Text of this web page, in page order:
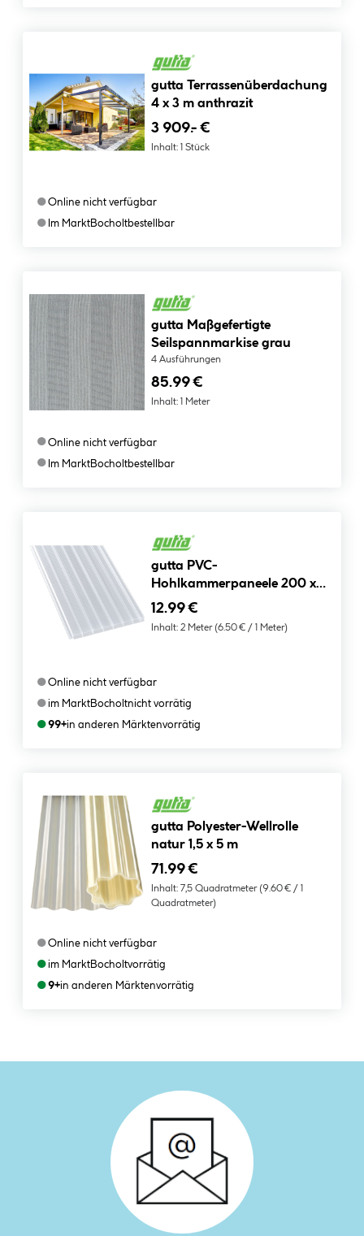
gutta Terrassenüberdachung
4 x 3 m anthrazit
3 909.- €
Inhalt: 1 Stück
●Online nicht verfügbar
● Im MarktBocholtbestellbar
gutta Maßgefertigte
Seilspannmarkise grau
4 Ausführungen
85.99 €
Inhalt: 1 Meter
●Online nicht verfügbar
● Im MarktBocholtbestellbar
gutta PVC-
Hohlkammerpaneele 200 x
20 x 1,6 cm
12.99 €
Inhalt: 2 Meter (6.50 € / 1 Meter)
●Online nicht verfügbar
●im MarktBocholtnicht vorrätig
●99+in anderen Märktenvorrätig
gutta Polyester-Wellrolle
natur 1,5 x 5 m
71.99 €
Inhalt: 7,5 Quadratmeter (9.60 € / 1
Quadratmeter)
●Online nicht verfügbar
●im MarktBocholtvorrätig
●9+in anderen Märktenvorrätig